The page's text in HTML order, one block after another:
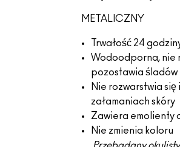
METALICZNY
Trwałość 24
Wodoodporna, nie
pozostawia śladów
Nie rozwarstwia się
załamaniach skóry
Zawiera emolienty
Nie zmienia koloru